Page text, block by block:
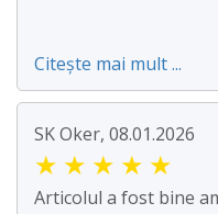
Citește mai mult ...
SK Oker, 08.01.2026
★ ★ ★ ★ ★
Articolul a fost bine